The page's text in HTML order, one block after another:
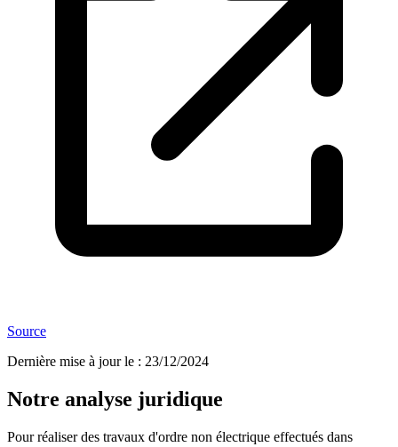
Source
Dernière mise à jour le : 23/12/2024
Notre analyse juridique
Pour réaliser des travaux d'ordre non électrique effectués dans